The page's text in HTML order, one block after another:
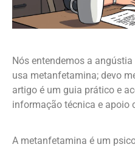
Nós entendemos a
usa metanfetamina; devo
artigo é um guia prático e
informação técnica e apoio
A metanfetamina é um